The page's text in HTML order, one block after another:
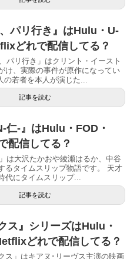
、パリ行き』はHulu・U-
どれで配信してる？
パリ行き」はクリント・イースト
け、実際の事件が原作になってい
の若者を本人が演じた...
記事を読む
仁-』はHulu・FOD・
配信してる？
は大沢たかおや綾瀬はるか、中谷
るタイムスリップ物語です。 天才
代にタイムスリップ...
記事を読む
ス』シリーズはHulu・
どれで配信してる？
ス」はキアヌ･リーヴス主演の映画